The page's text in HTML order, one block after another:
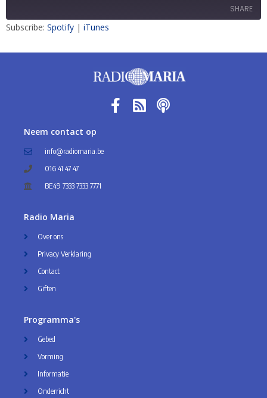
SHARE
Subscribe: Spotify | iTunes
Neem contact op
info@radiomaria.be
016 41 47 47
BE49 7333 7333 7771
Radio Maria
Over ons
Privacy Verklaring
Contact
Giften
Programma's
Gebed
Vorming
Informatie
Onderricht